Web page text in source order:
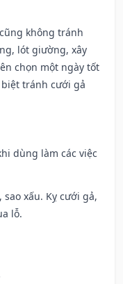
không tránh
lót giường, xây
chọn một ngày tốt
tránh cưới gả
dùng làm các việc
sao xấu. Kỵ cưới gả,
lỗ.